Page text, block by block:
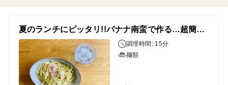
夏のランチにピッタリ!!バナナ南蛮で作る…超簡単ペペロンチーノ
調理時間: 15分
麺類